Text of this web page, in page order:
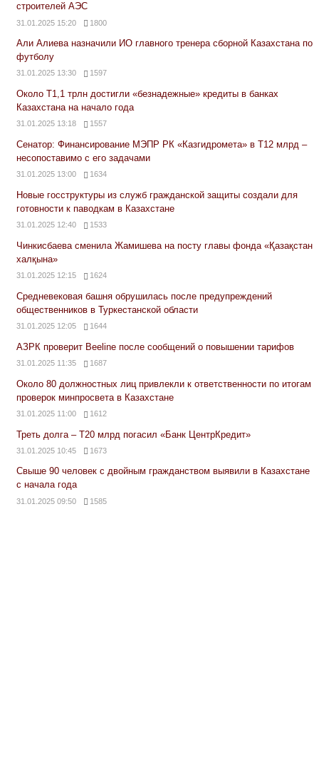
строителей АЭС
31.01.2025 15:20 1800
Али Алиева назначили ИО главного тренера сборной Казахстана по
футболу
31.01.2025 13:30 1597
Около Т1,1 трлн достигли «безнадежные» кредиты в банках
Казахстана на начало года
31.01.2025 13:18 1557
Сенатор: Финансирование МЭПР РК «Казгидромета» в Т12 млрд –
несопоставимо с его задачами
31.01.2025 13:00 1634
Новые госструктуры из служб гражданской защиты создали для
готовности к паводкам в Казахстане
31.01.2025 12:40 1533
Чинкисбаева сменила Жамишева на посту главы фонда «Қазақстан
халқына»
31.01.2025 12:15 1624
Средневековая башня обрушилась после предупреждений
общественников в Туркестанской области
31.01.2025 12:05 1644
АЗРК проверит Beeline после сообщений о повышении тарифов
31.01.2025 11:35 1687
Около 80 должностных лиц привлекли к ответственности по итогам
проверок минпросвета в Казахстане
31.01.2025 11:00 1612
Треть долга – Т20 млрд погасил «Банк ЦентрКредит»
31.01.2025 10:45 1673
Свыше 90 человек с двойным гражданством выявили в Казахстане
с начала года
31.01.2025 09:50 1585